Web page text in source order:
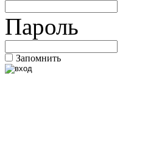
Пароль
Запомнить